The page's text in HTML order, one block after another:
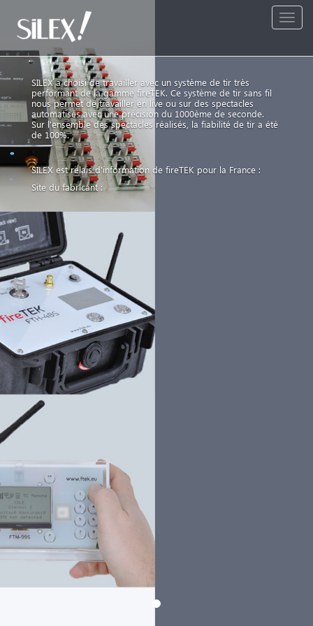
Toggle
SILEX a choisi de travailler avec un système de tir très
performant de la gamme fireTEK. Ce système de tir sans fil
nous permet de travailler en live ou sur des spectacles
automatisés avec une précision du 1000ème de seconde.
Sur l'ensemble des spectacles réalisés, la fiabilité de tir a été
de 100%.
SILEX est relais d'information de fireTEK pour la France :
Site du fabricant :